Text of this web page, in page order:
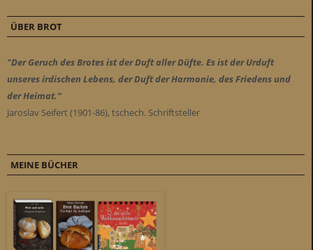
ÜBER BROT
"Der Geruch des Brotes ist der Duft aller Düfte. Es ist der Urduft
unseres irdischen Lebens, der Duft der Harmonie, des Friedens und
der Heimat."
Jaroslav Seifert (1901-86), tschech. Schriftsteller
MEINE BÜCHER